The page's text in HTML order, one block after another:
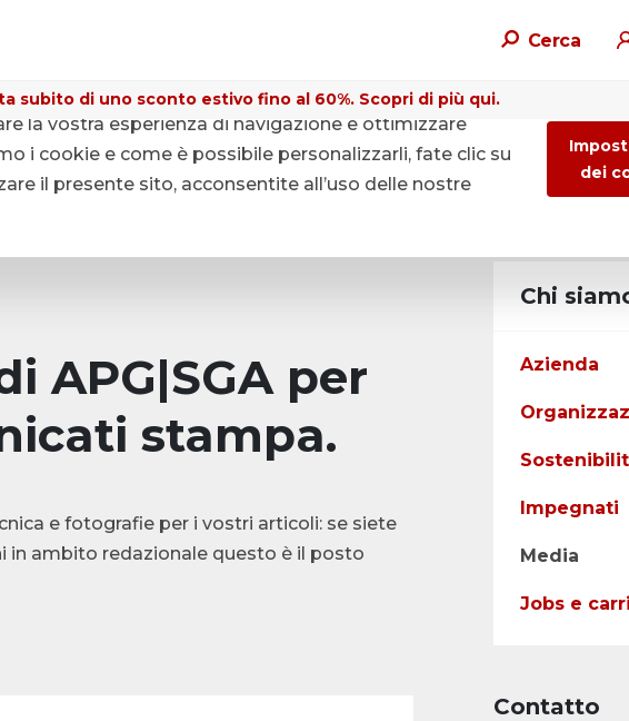
Cerca
subito di uno sconto estivo fino al 60%. Scopri di più qui.
APG|SGA per
stampa.
e fotografie per i vostri articoli: se siete
in ambito redazionale questo è il posto
Chi
Azienda
Impegnati
Media
Jobs e
Contatto
la vostra esperienza di navigazione e ottimizzare
i cookie e come è possibile personalizzarli, fate clic su
il presente sito, acconsentite all’uso delle nostre
dei